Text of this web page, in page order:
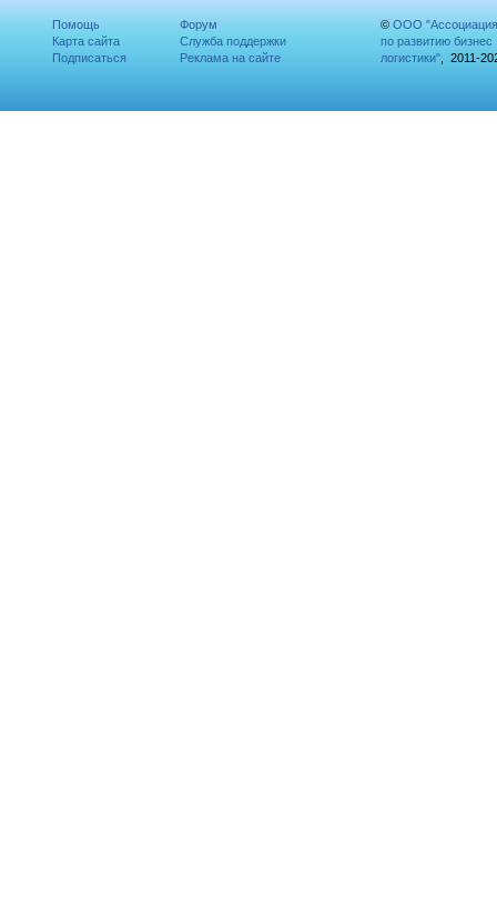
Помощь
Карта сайта
Подписаться
Форум
Служба поддержки
Реклама на сайте
© ООО "Ассоциация
по развитию бизнес
логистики", 2011-